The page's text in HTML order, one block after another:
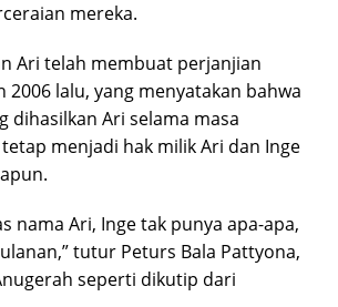
mereka.
Ari telah membuat perjanjian
lalu, yang menyatakan bahwa
dihasilkan Ari selama masa
menjadi hak milik Ari dan Inge
nama Ari, Inge tak punya apa-apa,
tutur Peturs Bala Pattyona,
seperti dikutip dari